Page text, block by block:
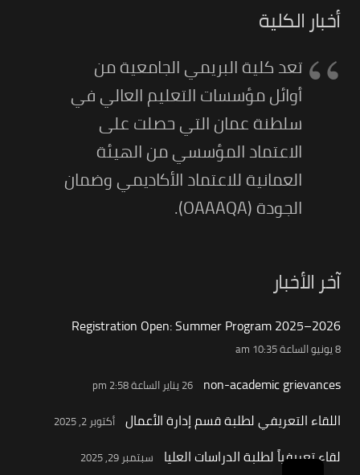
أخبار الكلية
تعد كلية البريمي الجامعية من
أوائل مؤسسات التعليم العالي في
سلطنة عمان التي حصلت على
الاعتماد المؤسسي من الهيئة
العمانية للاعتماد الأكاديمي وضمان
الجودة (OAAAQA).
آخر الأخبار
Registration Open: Summer Program 2025–2026
8 يونيو الساعة 10:35 am
non-academic grievances 26 يناير الساعة 2:58 pm
اللقاء التعريفي لطلبة قسم إدارة الأعمال أكتوبر 2, 2025
لقاء تعريفياً لطلبة الدراسات العليا سبتمبر 29, 2025